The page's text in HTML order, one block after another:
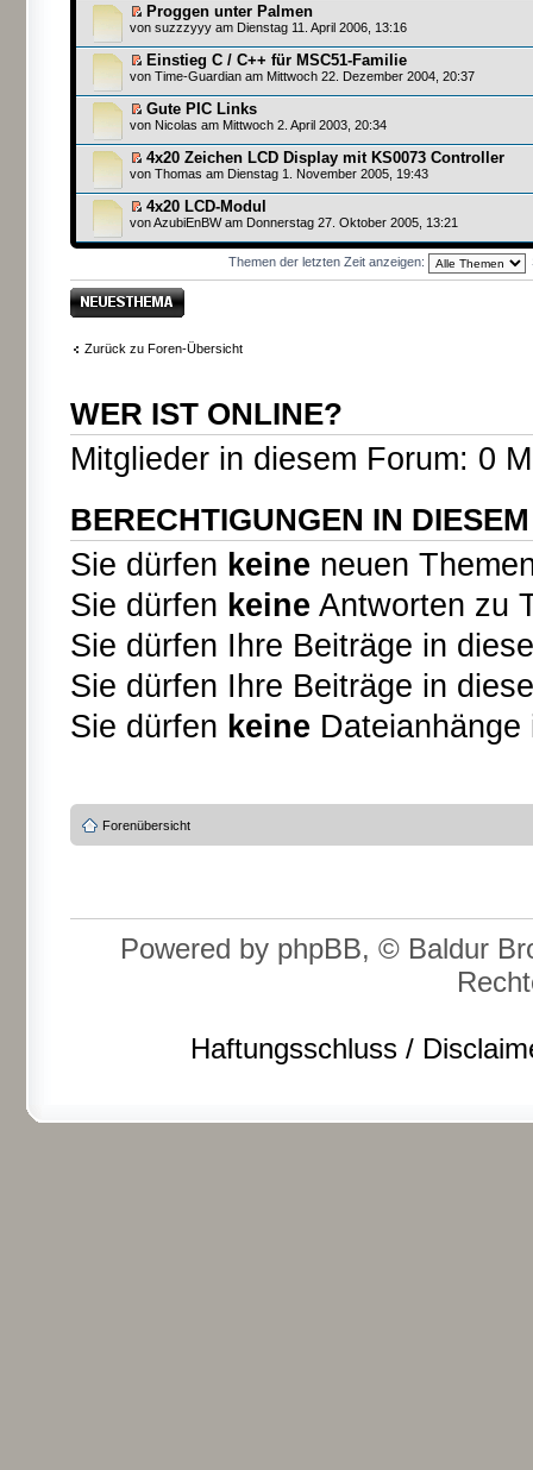
Proggen unter Palmen
von suzzzyyy am Dienstag 11. April 2006, 13:16
Einstieg C / C++ für MSC51-Familie
von Time-Guardian am Mittwoch 22. Dezember 2004, 20:37
Gute PIC Links
von Nicolas am Mittwoch 2. April 2003, 20:34
4x20 Zeichen LCD Display mit KS0073 Controller
von Thomas am Dienstag 1. November 2005, 19:43
4x20 LCD-Modul
von AzubiEnBW am Donnerstag 27. Oktober 2005, 13:21
Themen der letzten Zeit anzeigen:
Neues Thema
erstellen
Zurück zu Foren-Übersicht
WER IST ONLINE?
Mitglieder in diesem Forum: 0
BERECHTIGUNGEN IN
Sie dürfen keine neuen
Sie dürfen keine Antworten zu
Sie dürfen Ihre Beiträge in
Sie dürfen Ihre Beiträge in
Sie dürfen keine
Forenübersicht
Powered by phpBB, © Baldur
Haftungsschluss /